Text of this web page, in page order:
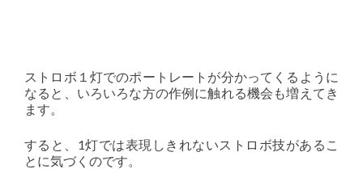
ストロボ１灯でのポートレートが分かってくるように
なると、いろいろな方の作例に触れる機会も増えてき
ます。
すると、1灯では表現しきれないストロボ技があるこ
とに気づくのです。